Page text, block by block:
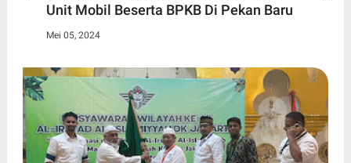
Unit Mobil Beserta BPKB Di Pekan Baru
Mei 05, 2024